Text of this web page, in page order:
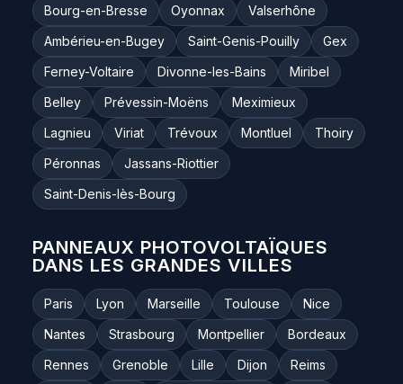
Bourg-en-Bresse Oyonnax
Valserhône
Ambérieu-en-Bugey
Saint-Genis-Pouilly
Gex
Ferney-Voltaire
Divonne-les-Bains
Miribel
Belley
Prévessin-Moëns
Meximieux
Lagnieu
Viriat Trévoux Montluel
Thoiry
Péronnas
Jassans-Riottier
Saint-Denis-lès-Bourg
PANNEAUX PHOTOVOLTAÏQUES
DANS LES GRANDES VILLES
Paris Lyon Marseille Toulouse
Nice
Nantes
Strasbourg Montpellier
Bordeaux
Rennes
Grenoble Lille Dijon
Reims